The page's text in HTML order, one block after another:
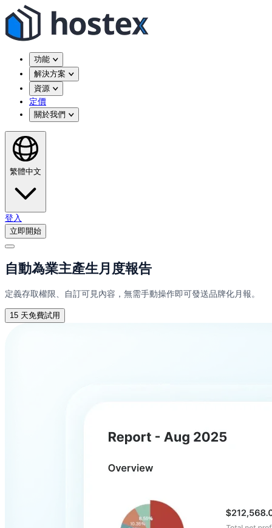
功能
解決方案
資源
定價
關於我們
繁體中文
登入
立即開始
自動為業主產生月度報告
定義存取權限、自訂可見內容，無需手動操作即可發送品牌化月報。
15 天免費試用